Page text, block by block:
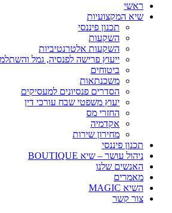
ראשי
שיא המקצועיות
תכנון פיננסי
השקעות
השקעות אלטרנטיביות
ייעוץ פרישה לפנסיה, גמל
ביטוחים
משכנתאות
הסדרים פנסיונים למעסיקים
יעוץ משפטי שבח עורכי דין
החזרי מס
אקדמיה
מחירון שירות
תכנון פיננסי
ניהול עושר – שיא BOUTIQUE
האנשים שלנו
מאמרים
השיא MAGIC
צור קשר